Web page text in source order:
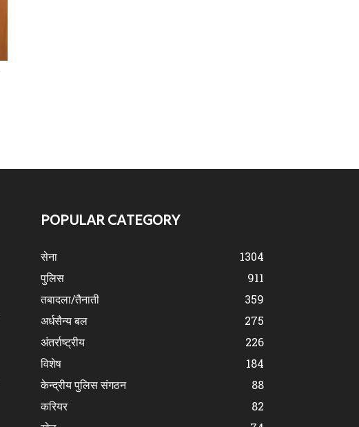
POPULAR CATEGORY
सेना
1304
पुलिस
911
तबादला/तैनाती
359
अर्धसैन्य बल
275
अंतर्राष्ट्रीय
226
विशेष
184
केन्द्रीय पुलिस संगठन
88
करियर
82